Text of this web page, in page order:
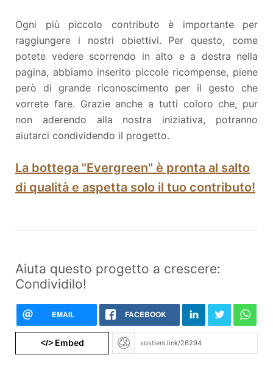
Ogni più piccolo contributo è importante per
raggiungere i nostri obiettivi. Per questo, come
potete vedere scorrendo in alto e a destra nella
pagina, abbiamo inserito piccole ricompense, piene
però di grande riconoscimento per il gesto che
vorrete fare. Grazie anche a tutti coloro che, pur
non aderendo alla nostra iniziativa, potranno
aiutarci condividendo il progetto.
La bottega "Evergreen" è pronta al salto
di qualità e aspetta solo il tuo contributo!
Aiuta questo progetto a crescere:
Condividilo!
EMAIL FACEBOOK
</>Embed